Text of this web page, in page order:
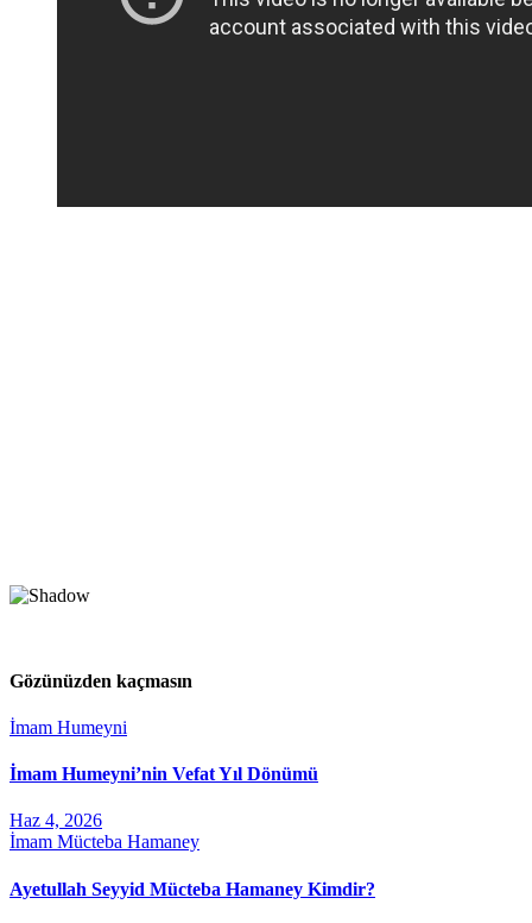
Gözünüzden kaçmasın
İmam Humeyni
İmam Humeyni’nin Vefat Yıl Dönümü
Haz 4, 2026
İmam Mücteba Hamaney
Ayetullah Seyyid Mücteba Hamaney Kimdir?